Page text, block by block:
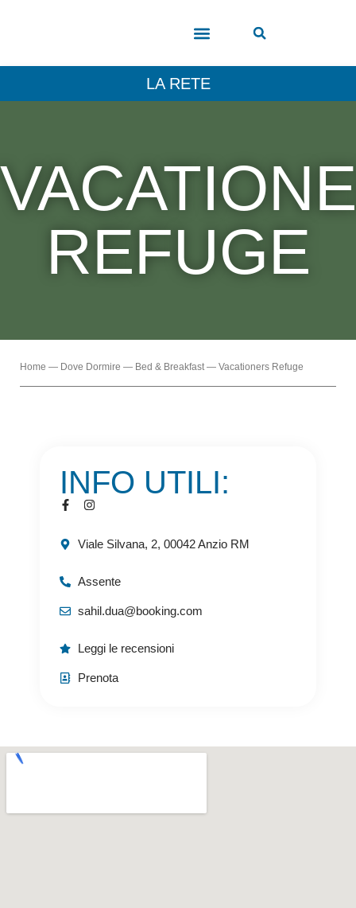
LA RETE
REFUGE
Home — Dove Dormire — Bed & Breakfast— Vacationers Refuge
INFO UTILI:
Viale Silvana, 2, 00042 Anzio RM
Assente
sahil.dua@booking.com
Leggi le recensioni
Prenota